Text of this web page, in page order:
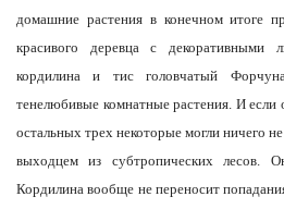
домашние растения в конечном итоге
красивого деревца с декоративными
кордилина и тис головчатый
тенелюбивые комнатные растения. И если
остальных трех некоторые могли ничего
выходцем из субтропических лесов.
Кордилина вообще не переносит